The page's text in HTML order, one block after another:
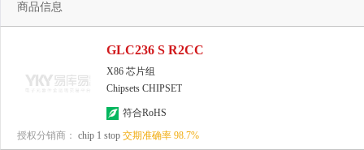
商品信息
授权分销商： chip 1 stop 交期准确率 98.7%
GLC236 S R2CC
X86 芯片组
Chipsets CHIPSET
符合RoHS